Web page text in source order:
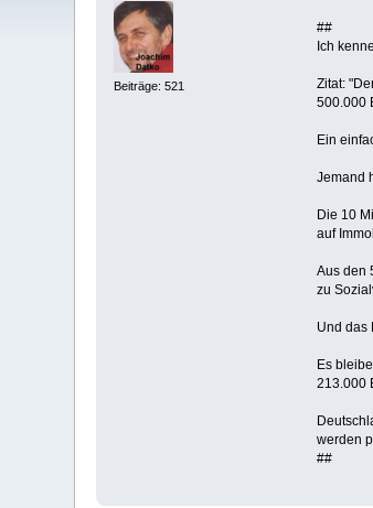
Beiträge: 521
##
Ich
Zitat:
500.000
Ein
Jemand
Die 10
auf
Aus den
zu
Und das
Es
213.000
werden
##